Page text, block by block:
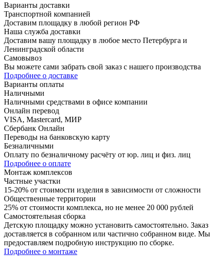
Варианты доставки
Транспортной компанией
Доставим площадку в любой регион РФ
Наша служба доставки
Доставим вашу площадку в любое место Петербурга и
Ленинградской области
Самовывоз
Вы можете сами забрать свой заказ с нашего производства
Подробнее о доставке
Варианты оплаты
Наличными
Наличными средствами в офисе компании
Онлайн перевод
VISA, Mastercard, МИР
Сбербанк Онлайн
Переводы на банковскую карту
Безналичными
Оплату по безналичному расчёту от юр. лиц и физ. лиц
Подробнее о оплате
Монтаж комплексов
Частные участки
15-20% от стоимости изделия в зависимости от сложности
Общественные территории
25% от стоимости комплекса, но не менее 20 000 рублей
Самостоятельная сборка
Детскую площадку можно установить самостоятельно. Заказ
доставляется в собранном или частично собранном виде. Мы
предоставляем подробную инструкцию по сборке.
Подробнее о монтаже